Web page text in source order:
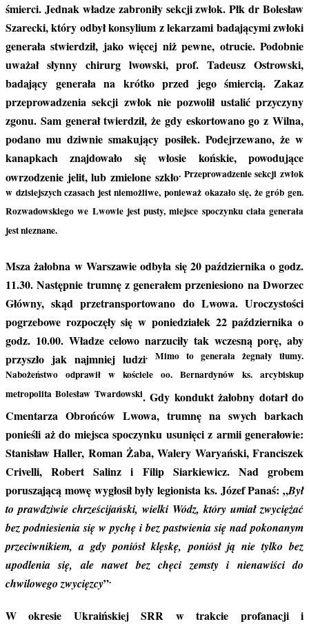
śmierci. Jednak władze zabroniły sekcji zwłok. Płk dr Bolesław
Szarecki, który odbył konsylium z lekarzami badającymi zwłoki
generała stwierdził, jako więcej niż pewne, otrucie. Podobnie
uważał słynny chirurg lwowski, prof. Tadeusz Ostrowski,
badający generała na krótko przed jego śmiercią. Zakaz
przeprowadzenia sekcji zwłok nie pozwolił ustalić przyczyny
zgonu. Sam generał twierdził, że gdy eskortowano go z Wilna,
podano mu dziwnie smakujący posiłek. Podejrzewano, że w
kanapkach znajdowało się włosie końskie, powodujące
owrzodzenie jelit, lub zmielone szkło. Przeprowadzenie sekcji zwłok
w dzisiejszych czasach jest niemożliwe, ponieważ okazało się, że grób gen.
Rozwadowskiego we Lwowie jest pusty, miejsce spoczynku ciała generała
jest nieznane.
Msza żałobna w Warszawie odbyła się 20 października o godz.
11.30. Następnie trumnę z generałem przeniesiono na Dworzec
Główny, skąd przetransportowano do Lwowa. Uroczystości
pogrzebowe rozpoczęły się w poniedziałek 22 października o
godz. 10.00. Władze celowo narzuciły tak wczesną porę, aby
przyszło jak najmniej ludzi. Mimo to generała żegnały tłumy.
Nabożeństwo odprawił w kościele oo. Bernardynów ks. arcybiskup
metropolita Bolesław Twardowski. Gdy kondukt żałobny dotarł do
Cmentarza Obrońców Lwowa, trumnę na swych barkach
ponieśli aż do miejsca spoczynku usunięci z armii generałowie:
Stanisław Haller, Roman Żaba, Walery Waryański, Franciszek
Crivelli, Robert Salinz i Filip Siarkiewicz. Nad grobem
poruszającą mowę wygłosił były legionista ks. Józef Panaś: „Był
to prawdziwie chrześcijański, wielki Wódz, który umiał zwyciężać
bez podniesienia się w pychę i bez pastwienia się nad pokonanym
przeciwnikiem, a gdy poniósł klęskę, poniósł ją nie tylko bez
upodlenia się, ale nawet bez chęci zemsty i nienawiści do
chwilowego zwycięzcy”.
W okresie Ukraińskiej SRR w trakcie profanacji i